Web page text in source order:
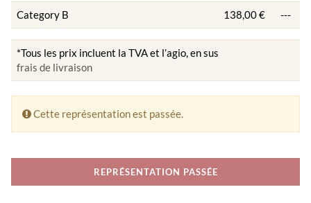
Category B 138,00 € ---
*Tous les prix incluent la TVA et l’agio, en sus
frais de livraison
Cette représentation est passée.
REPRÉSENTATION PASSÉE